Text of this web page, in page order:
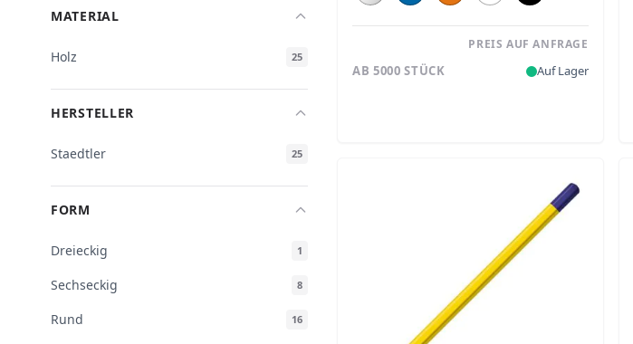
MATERIAL
Holz 25
HERSTELLER
Staedtler 25
FORM
Dreieckig 1
Sechseckig 8
Rund 16
PREIS AUF ANFRAGE
AB 5000 STÜCK Auf Lager